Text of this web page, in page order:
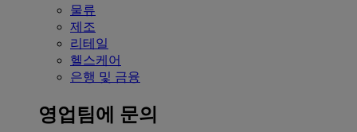
물류
제조
리테일
헬스케어
은행 및 금융
영업팀에 문의